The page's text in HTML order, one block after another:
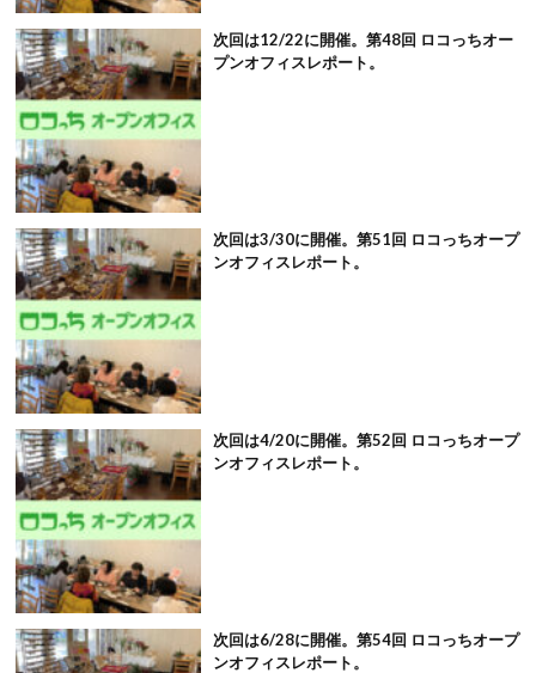
次回は12/22に開催。第48回 ロコっちオー
プンオフィスレポート。
次回は3/30に開催。第51回 ロコっちオープ
ンオフィスレポート。
次回は4/20に開催。第52回 ロコっちオープ
ンオフィスレポート。
次回は6/28に開催。第54回 ロコっちオープ
ンオフィスレポート。